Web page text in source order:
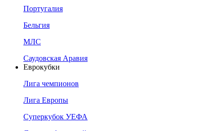
Португалия
Бельгия
МЛС
Саудовская Аравия
Еврокубки
Лига чемпионов
Лига Европы
Суперкубок УЕФА